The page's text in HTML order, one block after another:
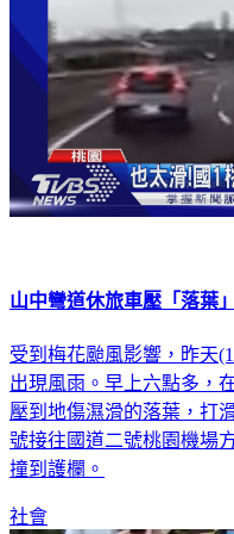
山中彎道休旅車壓「落葉
受到梅花颱風影響，昨天
出現風雨。早上六點多，
壓到地傷濕滑的落葉，打
號接往國道二號桃園機場
撞到護欄。
社會